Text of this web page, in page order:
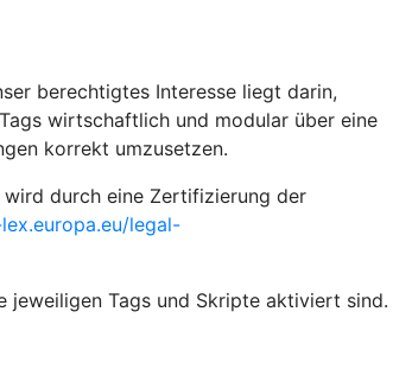
berechtigtes Interesse liegt darin,
wirtschaftlich und modular über eine
korrekt umzusetzen.
wird durch eine Zertifizierung der
legal-
jeweiligen Tags und Skripte aktiviert sind.